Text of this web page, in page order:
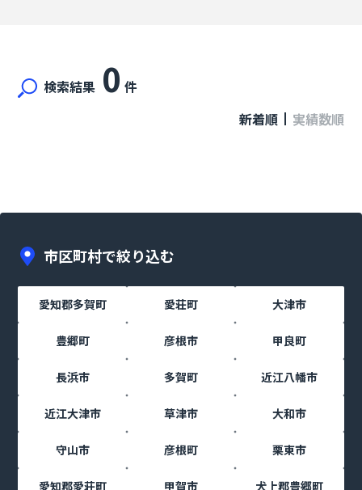
検索結果 0 件
新着順
実績数順
市区町村で絞り込む
愛知郡多賀町 愛荘町 大津市
豊郷町 彦根市 甲良町
長浜市 多賀町 近江八幡市
近江大津市 草津市 大和市
守山市 彦根町 栗東市
愛知郡愛荘町 甲賀市 犬上郡豊郷町